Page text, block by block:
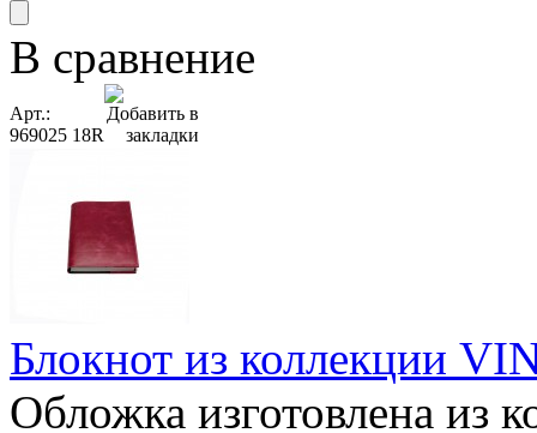
В сравнение
Арт.:
969025 18R
Блокнот из коллекции
Обложка изготовлена из